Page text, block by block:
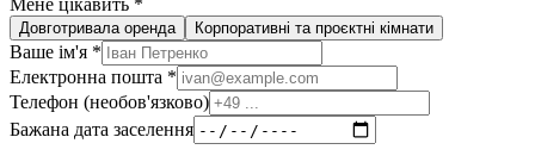
Мене цікавить *
Довготривала оренда Корпоративні та проєктні кімнати
Ваше ім'я *
Електронна пошта *
Телефон (необов'язково)
Бажана дата заселення